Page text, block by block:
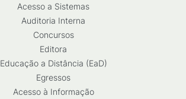
Acesso a Sistemas
Auditoria Interna
Concursos
Editora
Educação a Distância (EaD)
Egressos
Acesso à Informação